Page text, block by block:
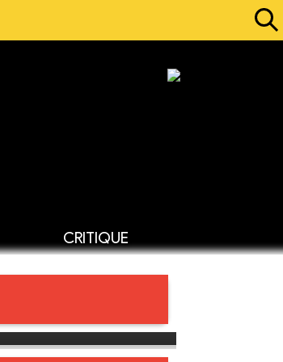
CRITIQUE